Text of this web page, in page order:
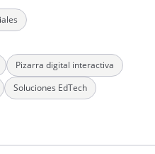
Pizarra digital interactiva
Soluciones EdTech